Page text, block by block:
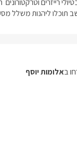
תוכלו ליהנות משלל
באלומות יוסף